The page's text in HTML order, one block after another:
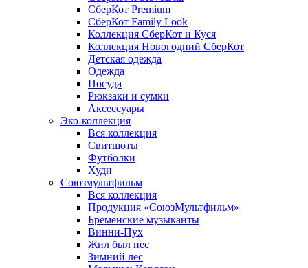
СберКот Premium
СберКот Family Look
Коллекция СберКот и Куся
Коллекция Новогодний СберКот
Детская одежда
Одежда
Посуда
Рюкзаки и сумки
Аксессуары
Эко-коллекция
Вся коллекция
Свитшоты
Футболки
Худи
Союзмультфильм
Вся коллекция
Продукция «СоюзМультфильм»
Бременские музыканты
Винни-Пух
Жил был пес
Зимний лес